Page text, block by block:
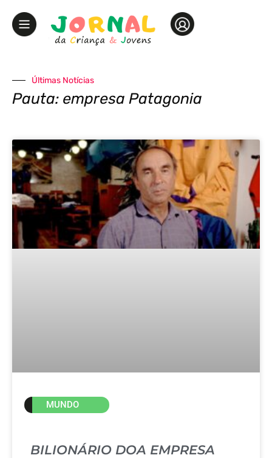
Últimas Notícias
Pauta: empresa Patagonia
MUNDO
BILIONÁRIO DOA EMPRESA